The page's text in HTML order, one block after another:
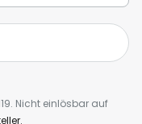
Nicht einlösbar auf